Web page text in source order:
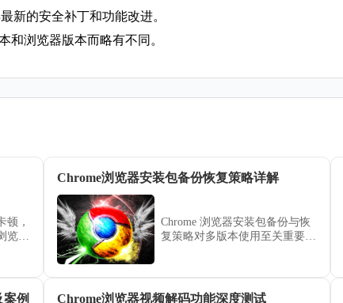
新的安全补丁和功能改进。
和浏览器版本而略有不同。
顿，
览器
Chrome浏览器安装包备份恢复策略详解
Chrome 浏览器安装包备份与恢
复策略对多版本使用至关重要。
例 Chrome浏览器视频解码功能深度测试